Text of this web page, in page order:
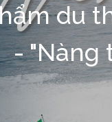
du
- "Nàng